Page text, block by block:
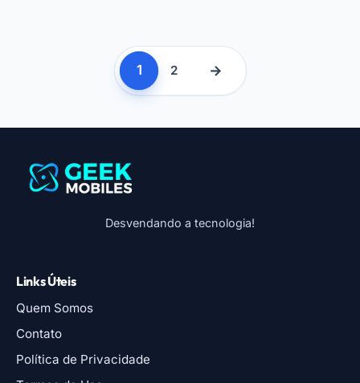
1 2 →
Desvendando a tecnologia!
Links Úteis
Quem Somos
Contato
Política de Privacidade